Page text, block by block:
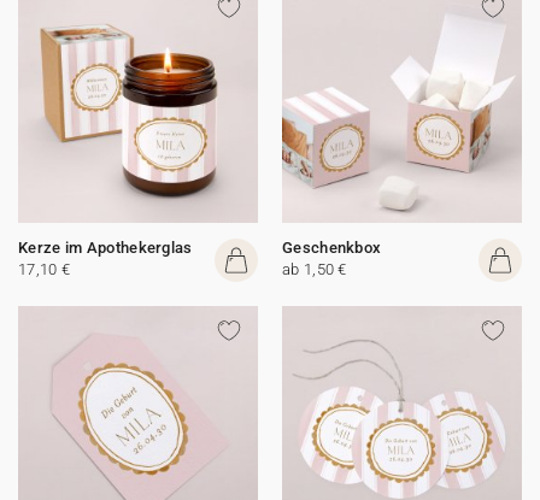
Kerze im Apothekerglas
17,10 €
Geschenkbox
ab 1,50 €